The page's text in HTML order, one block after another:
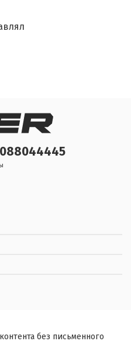
без письменного